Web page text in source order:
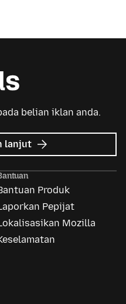
belian iklan anda.
lanjut tentang
Iklan
Produk
Pepijat
Mozilla